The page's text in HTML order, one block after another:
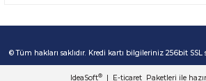
© Tüm hakları saklıdır. Kredi kartı bilgileriniz 256bit SSL
IdeaSoft® | E-ticaret Paketleri ile